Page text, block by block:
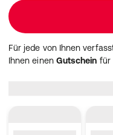
Für jede von Ihnen
Ihnen einen Gutschein für